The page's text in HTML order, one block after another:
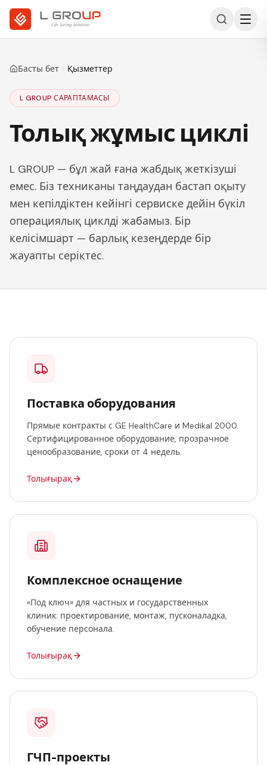
Басты бет Қызметтер
L GROUP САРАПТАМАСЫ
Толық жұмыс циклі
L GROUP — бұл жай ғана жабдық жеткізуші
емес. Біз техниканы таңдаудан бастап оқыту
мен кепілдіктен кейінгі сервиске дейін бүкіл
операциялық циклді жабамыз. Бір
келісімшарт — барлық кезеңдерде бір
жауапты серіктес.
Поставка оборудования
Прямые контракты с GE HealthCare и Medikal 2000.
Сертифицированное оборудование, прозрачное
ценообразование, сроки от 4 недель.
Толығырақ
Комплексное оснащение
«Под ключ» для частных и государственных
клиник: проектирование, монтаж, пусконаладка,
обучение персонала.
Толығырақ
ГЧП-проекты